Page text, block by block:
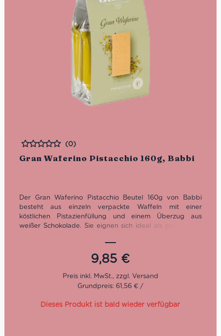
Gran Waferino Pistacchio 160g, Babbi
Bewertet
(0)
Der Gran Waferino Pistacchio Beutel 160g von Babbi
besteht aus einzeln verpackte Waffeln mit einer
köstlichen Pistazienfüllung und einem Überzug aus
weißer Schokolade. Sie eignen sich ideal als praktischen
Bei den Produkten von Babbi werden nur hochwertige
und natürliche Rohstoffe verwendet, die nach
sorgfältiger Auswahl nach der klassischen
handwerklichen Tradition Italiens verarbeitet werden.
9,85 €
Grundpreis: 61,56 € /
Dieses Produkt ist bald wieder verfügbar